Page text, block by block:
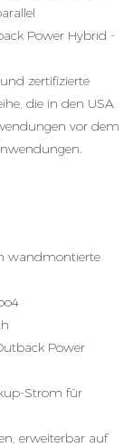
Power Hybrid -
zertifizierte
die in den USA
vor dem
wandmontierte
Power
Strom für
erweiterbar auf